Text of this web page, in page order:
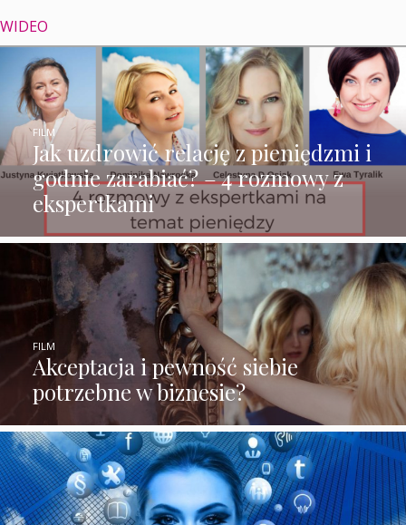
WIDEO
Jak uzdrowić relację z pieniędzmi i
godnie zarabiać? – 4 rozmowy z
ekspertkami
FILM
Akceptacja i pewność siebie
potrzebne w biznesie?
FILM